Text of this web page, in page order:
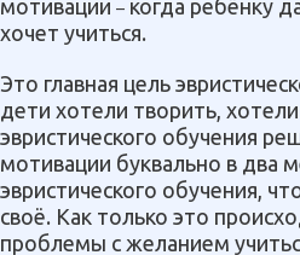
мотивации – когда ребёнку
хочет учиться.
Это главная цель
дети хотели творить,
эвристического обучения
мотивации буквально в два
эвристического обучения,
своё. Как только это
проблемы с желанием